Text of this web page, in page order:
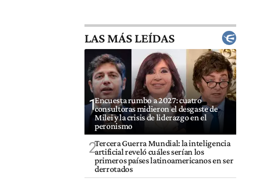
LAS MÁS LEÍDAS
1Encuesta rumbo a 2027: cuatro
consultoras midieron el desgaste de
Milei y la crisis de liderazgo en el
peronismo
2Tercera Guerra Mundial: la inteligencia
artificial reveló cuáles serían los
primeros países latinoamericanos en ser
derrotados